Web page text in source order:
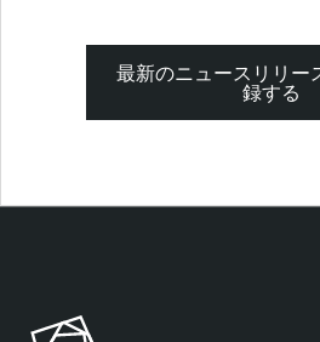
最新のニュースリリー
録する
a